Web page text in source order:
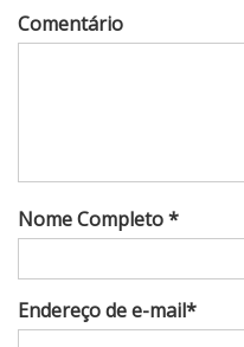
Comentário
Nome Completo *
Endereço de e-mail*